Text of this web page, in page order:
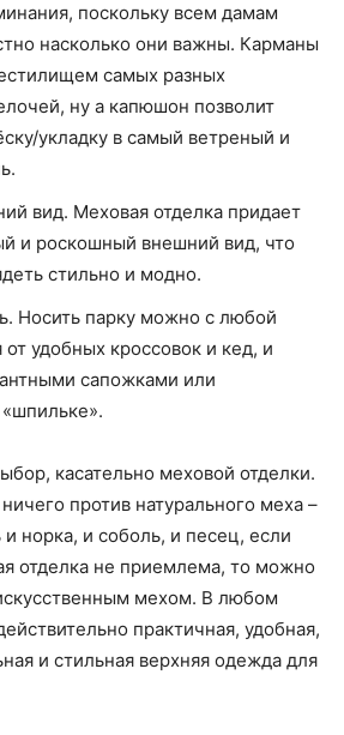
поскольку всем дамам
насколько они важны. Карманы
самых разных
ну а капюшон позволит
укладку в самый ветреный и
вид. Меховая отделка придает
и роскошный внешний вид, что
стильно и модно.
Носить парку можно с любой
удобных кроссовок и кед, и
сапожками или
касательно меховой отделки.
против натурального меха –
норка, и соболь, и песец, если
отделка не приемлема, то можно
мехом. В любом
практичная, удобная,
и стильная верхняя одежда для